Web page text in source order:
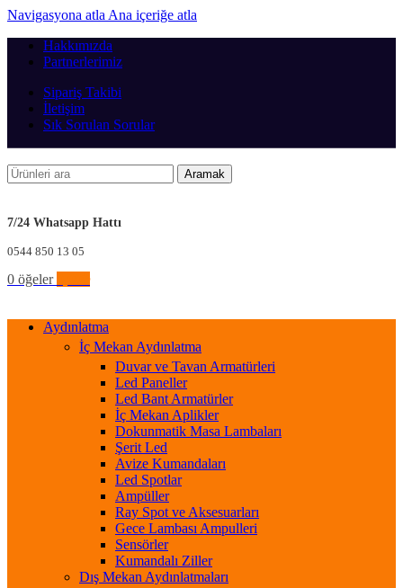
Navigasyona atla Ana içeriğe atla
Hakkımızda
Partnerlerimiz
Sipariş Takibi
İletişim
Sık Sorulan Sorular
Aramak
7/24 Whatsapp Hattı
0544 850 13 05
0 öğeler
Aydınlatma
İç Mekan Aydınlatma
Duvar ve Tavan Armatürleri
Led Paneller
Led Bant Armatürler
İç Mekan Aplikler
Dokunmatik Masa Lambaları
Şerit Led
Avize Kumandaları
Led Spotlar
Ampüller
Ray Spot ve Aksesuarları
Gece Lambası Ampulleri
Sensörler
Kumandalı Ziller
Dış Mekan Aydınlatmaları